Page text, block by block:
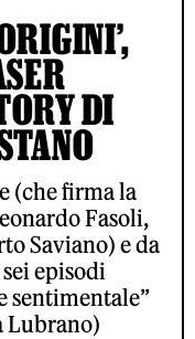
DI
(che firma la
Fasoli,
Saviano) e da
episodi
sentimentale”
Lubrano)